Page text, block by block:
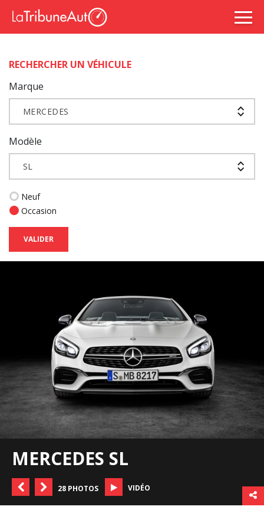
RECHERCHER UN VÉHICULE
Marque
MERCEDES
Modèle
SL
Neuf
Occasion
VALIDER
MERCEDES SL
28 PHOTOS VIDÉO